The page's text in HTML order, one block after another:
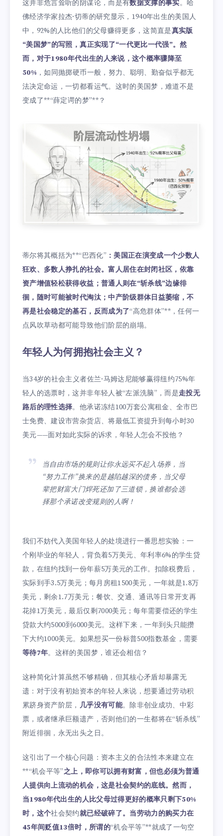
这并非危言耸听的阴谋论，而是有数据支撑的事实。哈
佛经济学家拉杰·切蒂的研究显示，1940年出生的美国人
中，92%的人比他们的父母赚得更多，这简直是真实版
“美国梦”的写照，真正实现了“一代更比一代强”。然
而，对于1980年代出生的人来说，这个概率骤降至
50% ，如同抛掷硬币一般，努力、聪明、勤奋似乎都无
法决定命运，一切都看运气。这时的美国梦，难道不是
变成了**“薛定谔的梦”**？
蒂尔将其概括为**“巴西化” ：美国正在演变成一个少数人
狂欢、多数人挣扎的社会。富人居住在封闭社区，依靠
资产增值轻松获得收益；普通人则在“斩杀线”边缘徘
徊，随时可能被时代淘汰；中产阶级群体日益萎缩，不
再是社会稳定的基石，反而成为了“高危群体”**，任何一
点风吹草动都可能导致他们阶层的崩塌。
年轻人为何拥抱社会主义？
当34岁的社会主义者佐兰·马姆达尼能够赢得纽约75%年
轻人的选票时，这并非年轻人被“左派洗脑”，而是走投无
路后的理性选择。他承诺冻结100万套公寓租金、全市巴
士免费、建设市营杂货店、将最低工资提升到每小时30
美元——面对如此实际的诉求，年轻人怎会不投他？
当自由市场的规则让你永远买不起入场券，当
“努力工作”换来的是越陷越深的债务，当父母
辈把财富大门焊死还加了三道锁，换谁都会选
择那个承诺改变规则的人啊！
我们不妨代入美国年轻人的处境进行一番思想实验：一
个刚毕业的年轻人，背负着5万美元、年利率6%的学生贷
款，在纽约找到一份年薪5万美元的工作。扣除税费后，
实际到手3.5万美元；每月房租1500美元，一年就是1.8万
美元，剩余1.7万美元；餐饮、交通、通讯等日常开支再
花掉1万美元，最后仅剩7000美元；每年需要偿还的学生
贷款大约5000到6000美元。这样下来，一年到头只能攒
下大约1000美元。如果想买一份标普500指数基金，需要
等待7年。这样的美国梦，谁还会相信？
这种简化计算虽然不够精确，但其核心矛盾却暴露无
遗：对于没有初始资本的年轻人来说，想要通过劳动积
累跻身资产阶层， 几乎没有可能。除非创业成功、中彩
票，或者继承巨额遗产，否则他们的一生都将在“斩杀线”
附近徘徊，永无出头之日。
这引出了一个核心问题：资本主义的合法性本来建立在
**“机会平等”之上，即你可以拥有财富，但也必须为普通
人提供向上流动的机会，这是社会契约的底线。然而，
当1980年代出生的人比父母过得更好的概率只剩下50%
时，这个社会契约就已经破碎了。当劳动力的购买力在
45年间贬值13倍时，所谓的“机会平等”**就成了一句空